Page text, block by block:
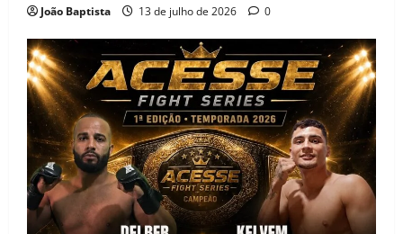
João Baptista 13 de julho de 2026 0